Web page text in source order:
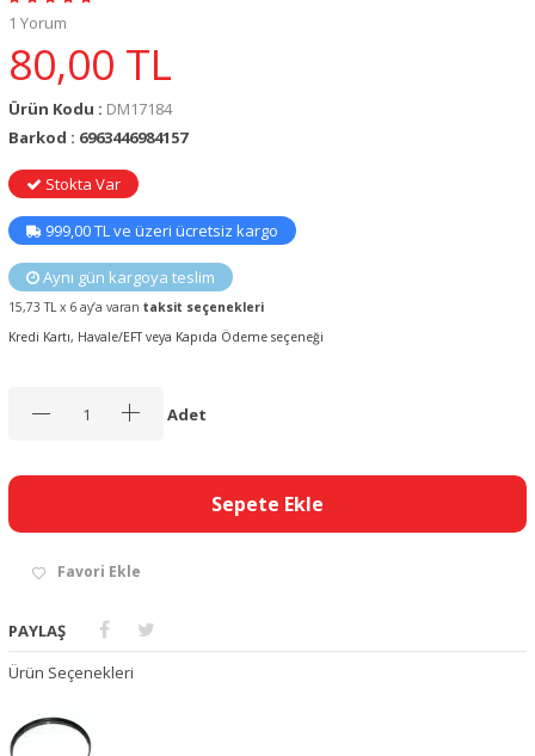
1 Yorum
80,00 TL
Ürün Kodu : DM17184
Barkod : 6963446984157
Stokta Var
999,00 TL ve üzeri ücretsiz kargo
Aynı gün kargoya teslim
15,73 TL x 6 ay’a varan taksit seçenekleri
Kredi Kartı, Havale/EFT veya Kapıda Ödeme seçeneği
Adet
Sepete Ekle
Favori Ekle
PAYLAŞ
Ürün Seçenekleri